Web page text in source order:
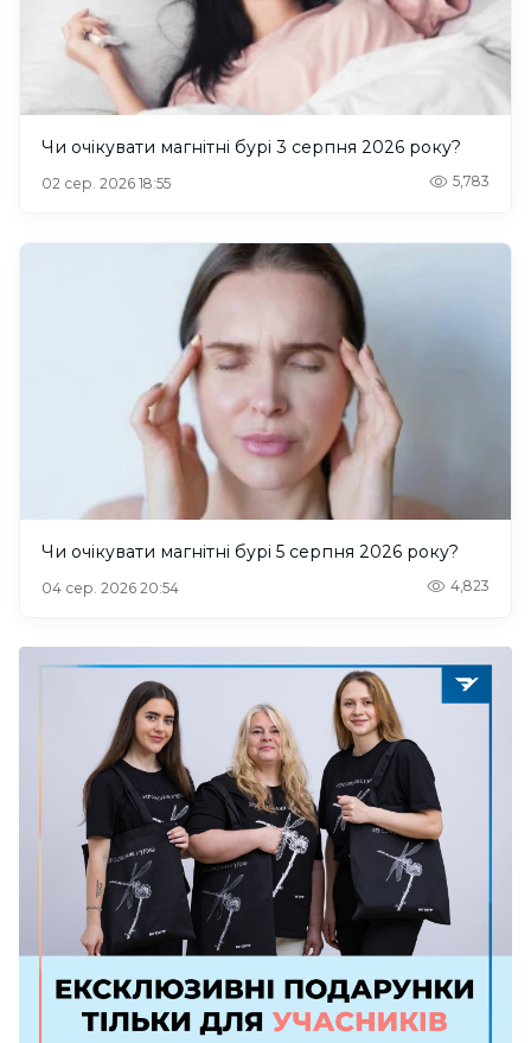
Чи очікувати магнітні бурі 3 серпня 2026 року?
02 сер. 2026 18:55 5,783
Чи очікувати магнітні бурі 5 серпня 2026 року?
04 сер. 2026 20:54 4,823